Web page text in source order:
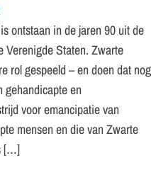
ontstaan in de jaren 90 uit de
Staten. Zwarte
rol gespeeld – en doen dat nog
gehandicapte en
voor emancipatie van
mensen en die van Zwarte
[…]